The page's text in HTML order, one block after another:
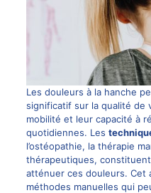
Les douleurs à la hanche
significatif sur la qualité de
mobilité et leur capacité à
quotidiennes. Les
l’ostéopathie, la thérapie
thérapeutiques,
atténuer ces douleurs. Cet
méthodes manuelles qui